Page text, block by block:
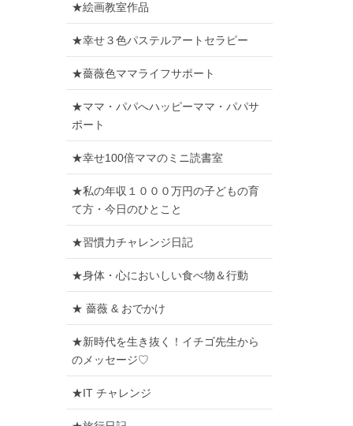
★絵画教室作品
★幸せ３色パステルアートセラピー
★薔薇色ママライフサポート
★ママ・パパへハッピーママ・パパサ
ポート
★幸せ100倍ママのミニ読書室
★私の年収１０００万円の子どもの育
て方・今日のひとこと
★習慣力チャレンジ日記
★身体・心においしい食べ物＆行動
★ 薔薇 & おでかけ
★新時代を生き抜く！イチゴ先生から
のメッセージ♡
★IT チャレンジ